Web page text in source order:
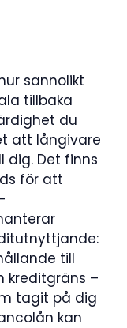
sannolikt
tillbaka
du
att långivare
dig. Det finns
för att
till
kreditgräns –
tagit på dig
kan